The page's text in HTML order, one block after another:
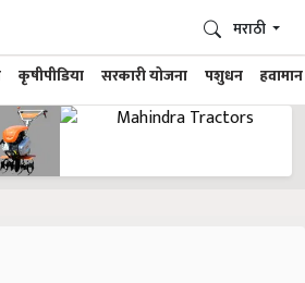
कृषीपीडिया सरकारी योजना पशुधन हवामान
मराठी